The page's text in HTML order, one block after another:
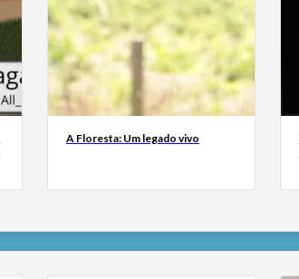
A Floresta: Um legado vivo